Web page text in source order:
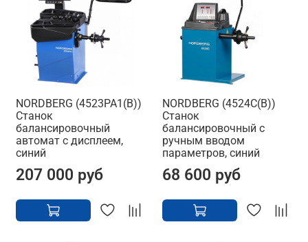
NORDBERG (4523PA1(B))
Станок
балансировочный
автомат с дисплеем,
синий
207 000 руб
NORDBERG (4524C(B))
Станок
балансировочный с
ручным вводом
параметров, синий
68 600 руб